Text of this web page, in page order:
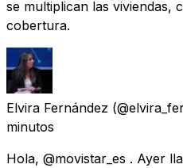
se multiplican las viviendas,
cobertura.
Elvira Fernández
minutos
Hola, @movistar_es . Ayer